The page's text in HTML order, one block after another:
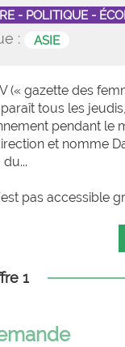
- POLITIQUE -
: ASIE
(« gazette des
tous les
pendant le
et nomme
pas accessible
1